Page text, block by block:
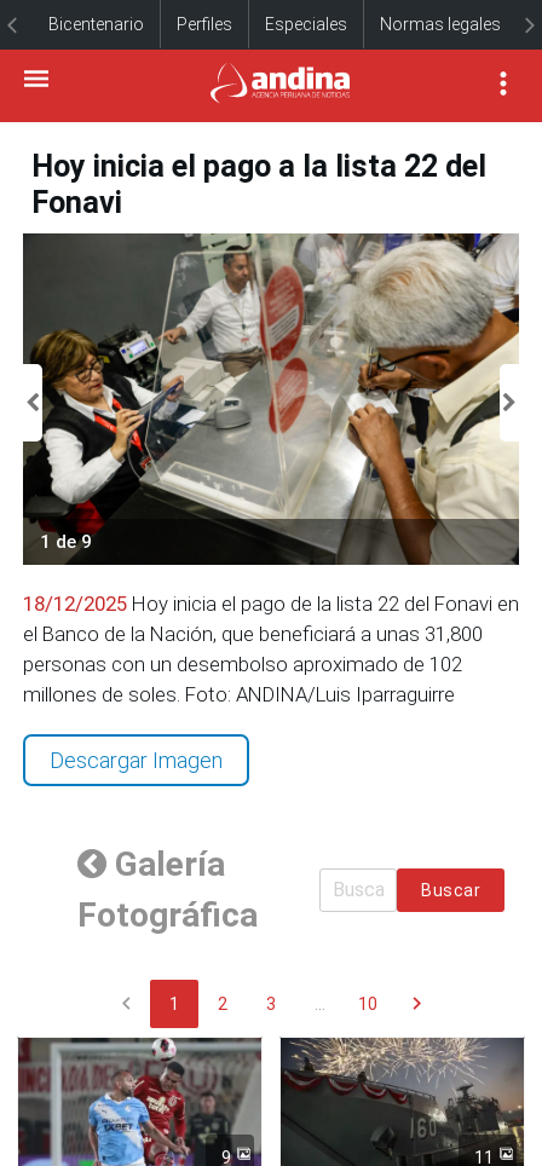
Bicentenario Perfiles Especiales Normas legales
Hoy inicia el pago a la lista 22 del
Fonavi
1 de 9
18/12/2025 Hoy inicia el pago de la lista 22 del Fonavi en
el Banco de la Nación, que beneficiará a unas 31,800
personas con un desembolso aproximado de 102
millones de soles. Foto: ANDINA/Luis Iparraguirre
Descargar Imagen
Galería
Fotográfica
Buscar
chevron_left 1 2 3 10 chevron_right
9 11